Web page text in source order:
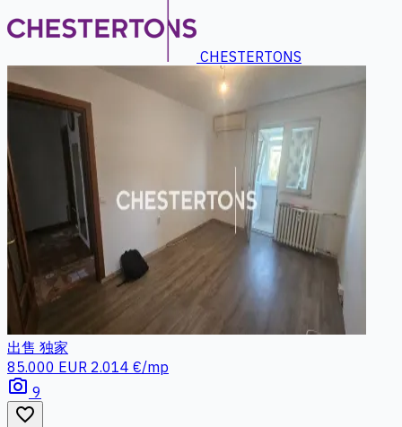
CHESTERTONS
出售 独家
85.000 EUR 2.014 €/mp
photo_camera 9
favorite_border